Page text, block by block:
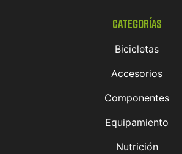
Categorías
Bicicletas
Accesorios
Componentes
Equipamiento
Nutrición